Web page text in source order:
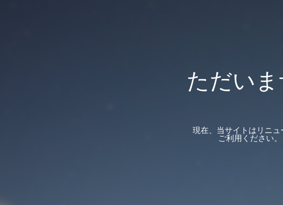
ただい
現在、当サイトはリニ
ご利用ください